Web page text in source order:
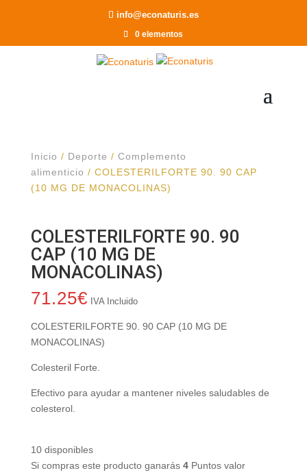
info@econaturis.es
0 elementos
Inicio / Deporte / Complemento
alimenticio / COLESTERILFORTE 90. 90 CAP
(10 MG DE MONACOLINAS)
COLESTERILFORTE 90. 90
CAP (10 MG DE
MONACOLINAS)
71.25€ IVA Incluido
COLESTERILFORTE 90. 90 CAP (10 MG DE
MONACOLINAS)
Colesteril Forte.
Efectivo para ayudar a mantener niveles saludables de
colesterol.
10 disponibles
Si compras este producto ganarás 4Puntos valor